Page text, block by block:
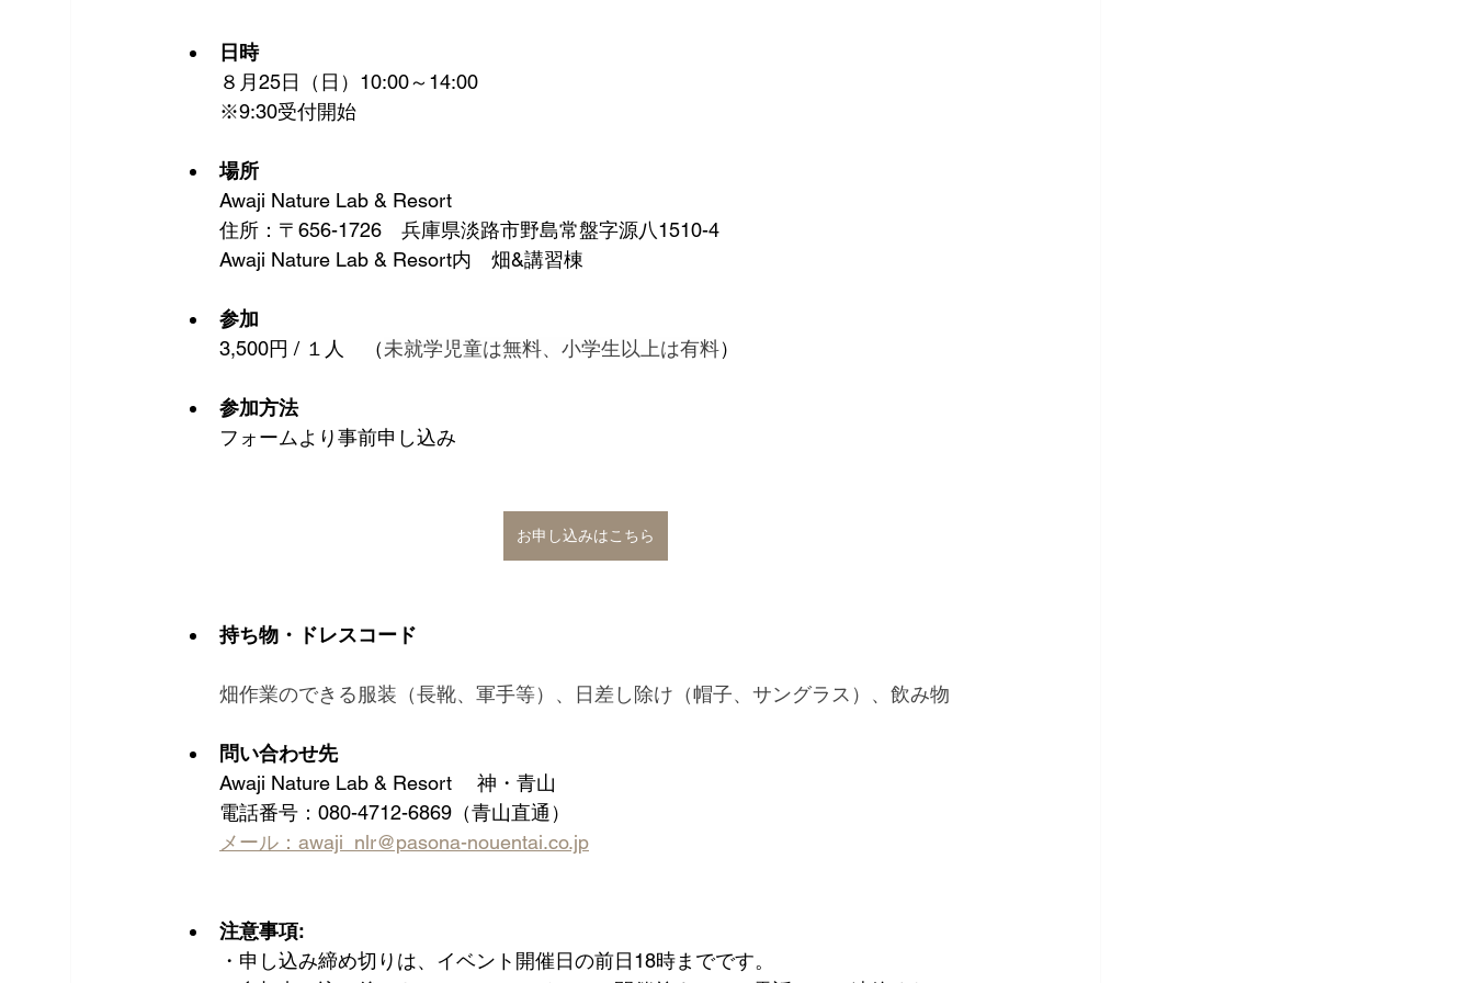
日時
８月25日（日）10:00～14:00
※9:30受付開始
場所
Awaji Nature Lab & Resort
住所：〒656-1726　兵庫県淡路市野島常盤字源八1510-4
Awaji Nature Lab & Resort内　畑&講習棟
参加
3,500円 / １人　（未就学児童は無料、小学生以上は有料）
参加方法
フォームより事前申し込み
お申し込みはこちら
持ち物・ドレスコード
畑作業のできる服装（長靴、軍手等）、日差し除け（帽子、サングラス）、飲み物
問い合わせ先
Awaji Nature Lab & Resort 　神・青山
電話番号：080-4712-6869（青山直通）
メール：awaji_nlr@pasona-nouentai.co.jp
注意事項:
・申し込み締め切りは、イベント開催日の前日18時までです。